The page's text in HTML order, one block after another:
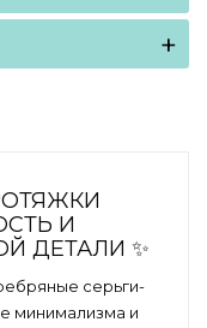
И
ДЕТАЛИ ✨
серьги-
минимализма и